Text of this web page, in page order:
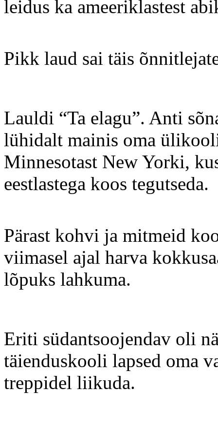
leidus ka ameeriklastest
Pikk laud sai täis
Lauldi “Ta elagu”. Anti
lühidalt mainis oma
Minnesotast New Yorki,
eestlastega koos tegutseda.
Pärast kohvi ja mitmeid
viimasel ajal harva
lõpuks lahkuma.
Eriti südantsoojendav oli
täienduskooli lapsed oma
treppidel liikuda.